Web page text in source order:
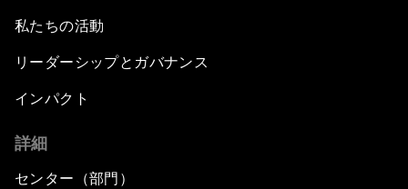
私たちの活動
リーダーシップとガバナンス
インパクト
詳細
センター（部門）